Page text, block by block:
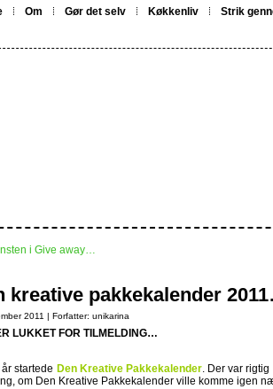
Om Gør det selv Køkkenliv Strik
i Give away…
kreative pakkekalender
2011 | Forfatter: unikarina
LUKKET FOR TILMELDING…
startede Den Kreative Pakkekalender. Der var
om Den Kreative Pakkekalender ville komme igen